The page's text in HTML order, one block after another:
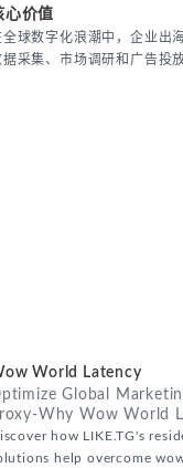
心价值
全球数字化浪潮中，企业出
据采集、市场调研和广告投
World Latency
Global
Why Wow World
Marketing
how LIKE.TG's
help overcome